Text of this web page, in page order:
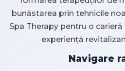
bunăstarea prin tehnicile
Spa Therapy pentru o
experiență
Navigare